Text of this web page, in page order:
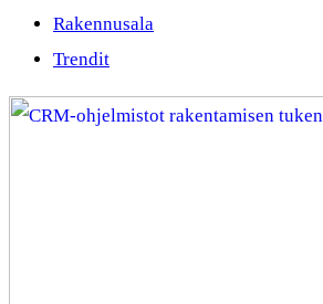
Rakennusala
Trendit